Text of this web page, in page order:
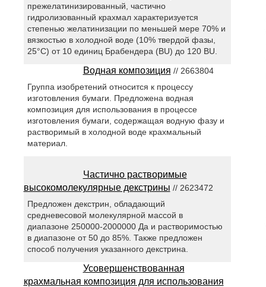
прежелатинизированный, частично
гидролизованный крахмал характеризуется
степенью желатинизации по меньшей мере 70% и
вязкостью в холодной воде (10% твердой фазы,
25°С) от 10 единиц Брабендера (BU) до 120 BU.
Водная композиция // 2663804
Группа изобретений относится к процессу
изготовления бумаги. Предложена водная
композиция для использования в процессе
изготовления бумаги, содержащая водную фазу и
растворимый в холодной воде крахмальный
материал.
Частично растворимые
высокомолекулярные декстрины // 2623472
Предложен декстрин, обладающий
средневесовой молекулярной массой в
диапазоне 250000-2000000 Да и растворимостью
в диапазоне от 50 до 85%. Также предложен
способ получения указанного декстрина.
Усовершенствованная
крахмальная композиция для использования